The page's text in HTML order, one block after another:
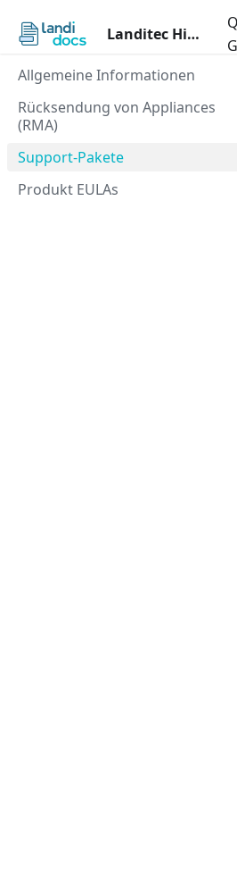
Landitec Hilfecenter
Allgemeine Informationen
Rücksendung von Appliances
(RMA)
Support-Pakete
Produkt EULAs